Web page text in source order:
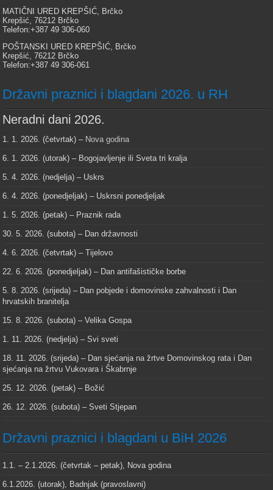
MATIČNI URED KREPŠIĆ, Brčko
Krepšić, 76212 Brčko
Telefon:+387 49 306-060
POŠTANSKI URED KREPŠIĆ, Brčko
Krepšić, 76212 Brčko
Telefon:+387 49 306-061
Državni praznici i blagdani 2026. u RH
Neradni dani 2026.
1. 1. 2026. (četvrtak) – Nova godina
6. 1. 2026. (utorak) – Bogojavljenje ili Sveta tri kralja
5. 4. 2026. (nedjelja) – Uskrs
6. 4. 2026. (ponedjeljak) – Uskrsni ponedjeljak
1. 5. 2026. (petak) – Praznik rada
30. 5. 2026. (subota) – Dan državnosti
4. 6. 2026. (četvrtak) – Tijelovo
22. 6. 2026. (ponedjeljak) – Dan antifašističke borbe
5. 8. 2026. (srijeda) – Dan pobjede i domovinske zahvalnosti i Dan
hrvatskih branitelja
15. 8. 2026. (subota) – Velika Gospa
1. 11. 2026. (nedjelja) – Svi sveti
18. 11. 2026. (srijeda) – Dan sjećanja na žrtve Domovinskog rata i Dan
sjećanja na žrtvu Vukovara i Škabrnje
25. 12. 2026. (petak) – Božić
26. 12. 2026. (subota) – Sveti Stjepan
Državni praznici i blagdani u BiH 2026
1.1. – 2.1.2026. (četvrtak – petak), Nova godina
6.1.2026. (utorak), Badnjak (pravoslavni)